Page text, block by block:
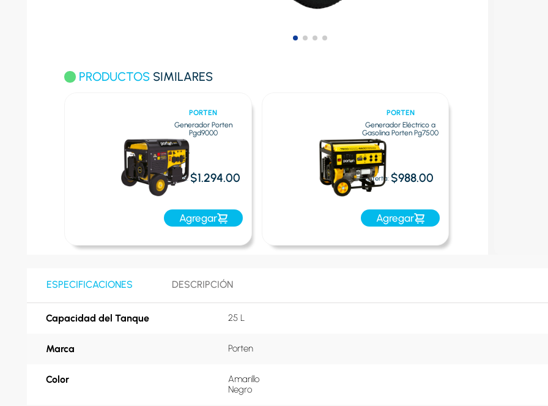
PRODUCTOS SIMILARES
PORTEN
Generador Porten
Pgd9000
Oferta:$1.294.00
Agregar
PORTEN
Generador Eléctrico a
Gasolina Porten Pg7500
Oferta:$988.00
Agregar
ESPECIFICACIONES DESCRIPCIÓN
Capacidad del Tanque 25 L
Marca Porten
Color
Amarillo
Negro